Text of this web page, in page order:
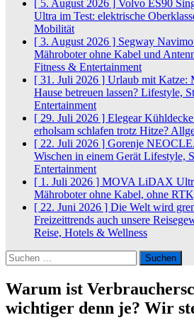
[ 5. August 2026 ] Volvo ES90
Ultra im Test: elektrische
Mobilität
[ 3. August 2026 ] Segway
Mähroboter ohne Kabel und
Fitness & Entertainment
[ 31. Juli 2026 ] Urlaub mit Katze:
Hause betreuen lassen? Lifestyle,
Entertainment
[ 29. Juli 2026 ] Elegear
erholsam schlafen trotz Hitze?
[ 22. Juli 2026 ] Gorenje
Wischen in einem Gerät Lifestyle,
Entertainment
[ 1. Juli 2026 ] MOVA LiDAX
Mähroboter ohne Kabel, ohne
[ 22. Juni 2026 ] Die Welt wird
Freizeittrends auch unsere
Reise, Hotels & Wellness
Suchen
nach:
Warum ist
wichtiger denn je? Wir